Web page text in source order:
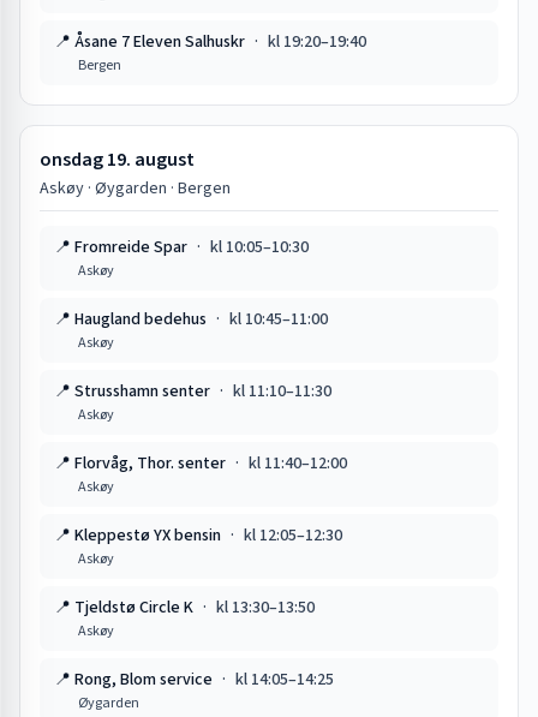
📍 Åsane 7 Eleven Salhuskr · kl 19:20–19:40
Bergen
onsdag 19. august
Askøy · Øygarden · Bergen
📍 Fromreide Spar · kl 10:05–10:30
Askøy
📍 Haugland bedehus · kl 10:45–11:00
Askøy
📍 Strusshamn senter · kl 11:10–11:30
Askøy
📍 Florvåg, Thor. senter · kl 11:40–12:00
Askøy
📍 Kleppestø YX bensin · kl 12:05–12:30
Askøy
📍 Tjeldstø Circle K · kl 13:30–13:50
Askøy
📍 Rong, Blom service · kl 14:05–14:25
Øygarden